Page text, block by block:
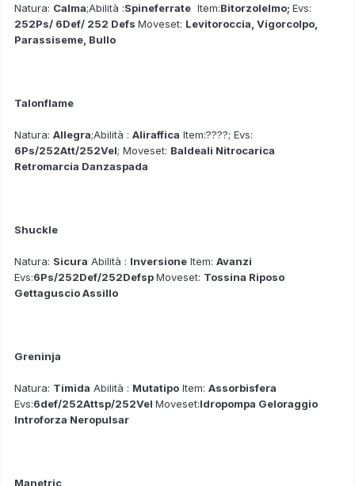
Natura: Calma;Abilità :Spineferrate Item:Bitorzolelmo; Evs:
252Ps/ 6Def/ 252 Defs Moveset: Levitoroccia, Vigorcolpo,
Parassiseme, Bullo
Talonflame
Natura: Allegra;Abilità : Aliraffica Item:????; Evs:
6Ps/252Att/252Vel; Moveset: Baldeali Nitrocarica
Retromarcia Danzaspada
Shuckle
Natura: Sicura Abilità : Inversione Item: Avanzi
Evs:6Ps/252Def/252DefspMoveset: Tossina Riposo
Gettaguscio Assillo
Greninja
Natura: Timida Abilità : Mutatipo Item: Assorbisfera
Evs:6def/252Attsp/252Vel Moveset:Idropompa Geloraggio
Introforza Neropulsar
Manetric